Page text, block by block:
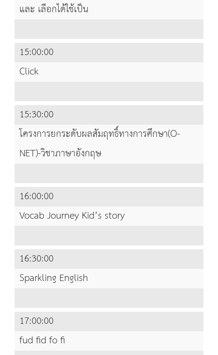
และ เลือกได้ใช้เป็น
15:00:00
Click
15:30:00
โครงการยกระดับผลสัมฤทธิ์ทางการศึกษา(O-
NET)-วิชาภาษาอังกฤษ
16:00:00
Vocab Journey Kid’s story
16:30:00
Sparkling English
17:00:00
fud fid fo fi